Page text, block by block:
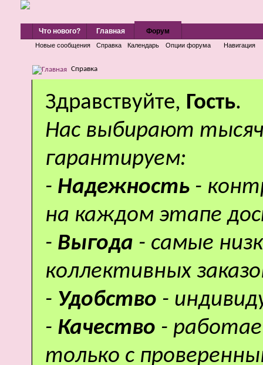
Что нового? Главная Форум
Новые сообщения Справка Календарь Опции форума Навигация
Справка
Здравствуйте, Гость.
Нас выбирают
гарантируем:
- Надежность -
на каждом этапе
- Выгода - самые
коллективных
- Удобство -
- Качество -
только с